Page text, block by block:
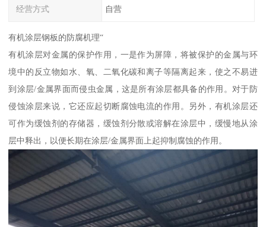
经营方式 自营
有机涂层钢板的防腐机理“
有机涂层对金属的保护作用，一是作为屏障，将被保护的金属与环
境中的反立物如水、氧、二氧化碳和离子等隔离起来，使之不易进
到涂层/金属界面而侵虫金属，这是所有涂层都具备的作用。对于防
侵蚀涂层来说，它还应起切断腐蚀电流的作用。另外，有机涂层还
可作为缓蚀剂的存储器，缓蚀剂分散或溶解在涂层中，缓慢地从涂
层中释出，以便长期在涂层/金属界面上起抑制腐蚀的作用。